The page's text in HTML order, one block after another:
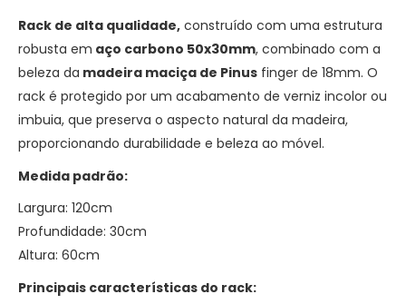
Rack de alta qualidade, construído com uma estrutura
robusta em aço carbono 50x30mm, combinado com a
beleza da madeira maciça de Pinus finger de 18mm. O
rack é protegido por um acabamento de verniz incolor ou
imbuia, que preserva o aspecto natural da madeira,
proporcionando durabilidade e beleza ao móvel.
Medida padrão:
Largura: 120cm
Profundidade: 30cm
Altura: 60cm
Principais características do rack: